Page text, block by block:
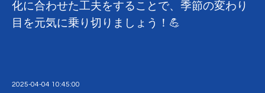
化に合わせた工夫をすることで、季節の変わり
目を元気に乗り切りましょう！💪
2025-04-04 10:45:00